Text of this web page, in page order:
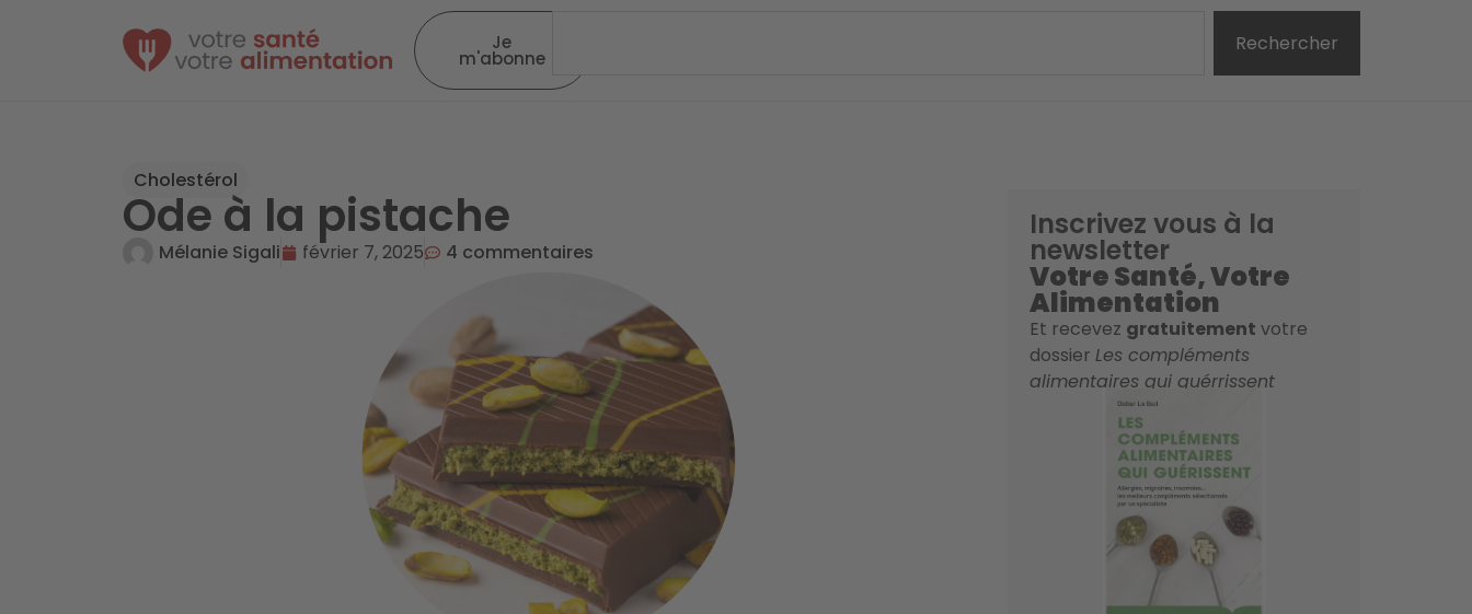
Je
m'abonne
Rechercher
Cholestérol
Ode à la pistache
Mélanie Sigali février 7, 2025 4 commentaires
Inscrivez vous à la
newsletter
Votre Santé, Votre
Alimentation
Et recevez gratuitement votre
dossier Les compléments
alimentaires qui guérrissent